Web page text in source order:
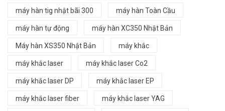
máy hàn tig nhật bãi 300 máy hàn Toàn Cầu
máy hàn tự động máy hàn XC350 Nhật Bản
Máy hàn XS350 Nhật Bản máy khắc
máy khắc laser máy khắc laser Co2
máy khắc laser DP máy khắc laser EP
máy khắc laser fiber máy khắc laser YAG